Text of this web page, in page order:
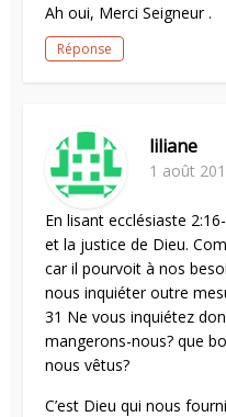
Ah oui, Merci Seigneur .
Réponse
liliane
1 août
En lisant ecclésiaste
et la justice de Dieu.
car il pourvoit à nos
nous inquiéter outre
31 Ne vous inquiétez
mangerons-nous? que
nous vêtus?
C’est Dieu qui nous